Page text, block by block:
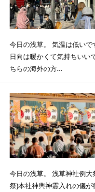
今日の浅草。 気温は低いで
日向は暖かくて気持ちいい
ちらの海外の方...
今日の浅草。 浅草神社例大
祭)本社神輿神霊入れの儀が